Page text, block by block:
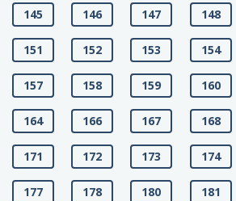
145 146 147 148
151 152 153 154
157 158 159 160
164 166 167 168
171 172 173 174
177 178 180 181